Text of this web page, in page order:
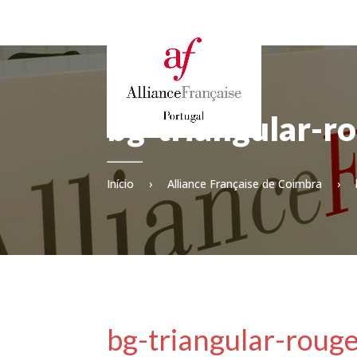
bg-triangular-
Início › Alliance Française de Coimbra ›
bg-triangular-